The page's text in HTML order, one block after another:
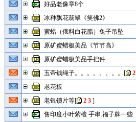
好品老像章8个
冰种飘花翡翠《笑佛2》
蜜蜡（俄料白花腊）兔子吊坠
原矿蜜蜡极美品《节节高》
原矿蜜蜡极美品手把件
五帝钱绳子。。。。。。。。 [ 2
老花板
老银锁片等[ 2 3]
售印度小叶紫檀 手串.福子牌一些